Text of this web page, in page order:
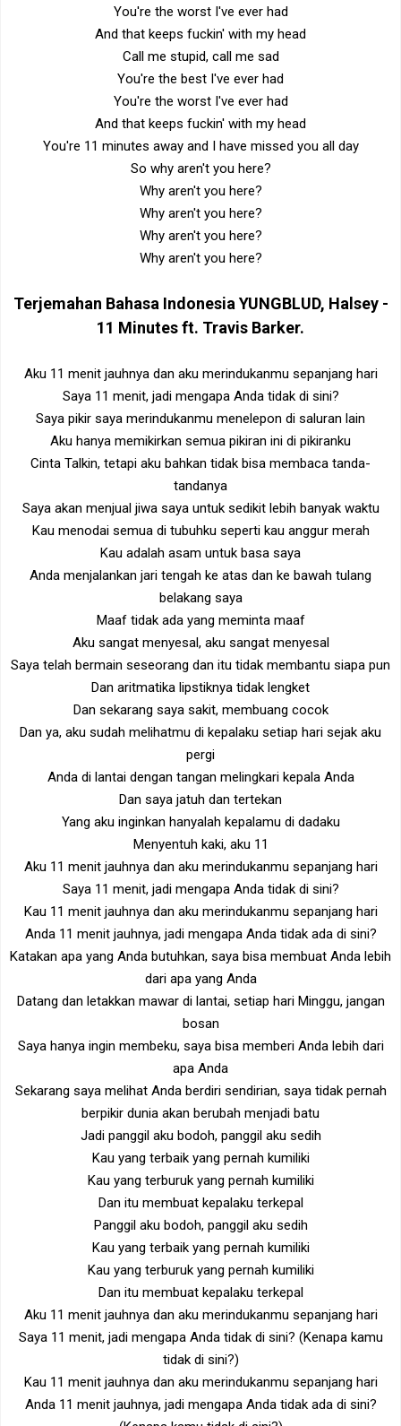
You're the worst I've ever had
And that keeps fuckin' with my head
Call me stupid, call me sad
You're the best I've ever had
You're the worst I've ever had
And that keeps fuckin' with my head
You're 11 minutes away and I have missed you all day
So why aren't you here?
Why aren't you here?
Why aren't you here?
Why aren't you here?
Why aren't you here?
Terjemahan Bahasa Indonesia YUNGBLUD, Halsey -
11 Minutes ft. Travis Barker.
Aku 11 menit jauhnya dan aku merindukanmu sepanjang hari
Saya 11 menit, jadi mengapa Anda tidak di sini?
Saya pikir saya merindukanmu menelepon di saluran lain
Aku hanya memikirkan semua pikiran ini di pikiranku
Cinta Talkin, tetapi aku bahkan tidak bisa membaca tanda-
tandanya
Saya akan menjual jiwa saya untuk sedikit lebih banyak waktu
Kau menodai semua di tubuhku seperti kau anggur merah
Kau adalah asam untuk basa saya
Anda menjalankan jari tengah ke atas dan ke bawah tulang
belakang saya
Maaf tidak ada yang meminta maaf
Aku sangat menyesal, aku sangat menyesal
Saya telah bermain seseorang dan itu tidak membantu siapa pun
Dan aritmatika lipstiknya tidak lengket
Dan sekarang saya sakit, membuang cocok
Dan ya, aku sudah melihatmu di kepalaku setiap hari sejak aku
pergi
Anda di lantai dengan tangan melingkari kepala Anda
Dan saya jatuh dan tertekan
Yang aku inginkan hanyalah kepalamu di dadaku
Menyentuh kaki, aku 11
Aku 11 menit jauhnya dan aku merindukanmu sepanjang hari
Saya 11 menit, jadi mengapa Anda tidak di sini?
Kau 11 menit jauhnya dan aku merindukanmu sepanjang hari
Anda 11 menit jauhnya, jadi mengapa Anda tidak ada di sini?
Katakan apa yang Anda butuhkan, saya bisa membuat Anda lebih
dari apa yang Anda
Datang dan letakkan mawar di lantai, setiap hari Minggu, jangan
bosan
Saya hanya ingin membeku, saya bisa memberi Anda lebih dari
apa Anda
Sekarang saya melihat Anda berdiri sendirian, saya tidak pernah
berpikir dunia akan berubah menjadi batu
Jadi panggil aku bodoh, panggil aku sedih
Kau yang terbaik yang pernah kumiliki
Kau yang terburuk yang pernah kumiliki
Dan itu membuat kepalaku terkepal
Panggil aku bodoh, panggil aku sedih
Kau yang terbaik yang pernah kumiliki
Kau yang terburuk yang pernah kumiliki
Dan itu membuat kepalaku terkepal
Aku 11 menit jauhnya dan aku merindukanmu sepanjang hari
Saya 11 menit, jadi mengapa Anda tidak di sini? (Kenapa kamu
tidak di sini?)
Kau 11 menit jauhnya dan aku merindukanmu sepanjang hari
Anda 11 menit jauhnya, jadi mengapa Anda tidak ada di sini?